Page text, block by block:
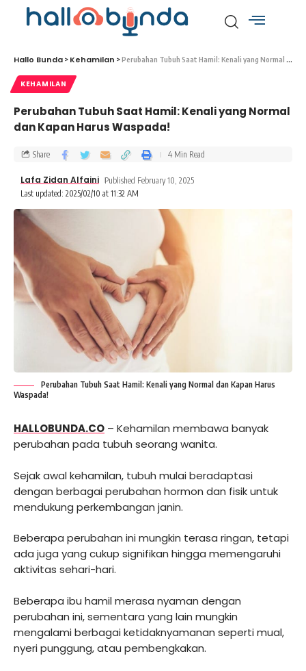
Hallo Bunda > Kehamilan >Perubahan Tubuh Saat Hamil: Kenali yang Normal dan Kapan Harus Waspada!
KEHAMILAN
Perubahan Tubuh Saat Hamil: Kenali yang Normal
dan Kapan Harus Waspada!
Last updated: 2025/02/10 at 11:32 AM
Lafa Zidan Alfaini Published February 10, 2025
Share 4 Min Read
Perubahan Tubuh Saat Hamil: Kenali yang Normal dan Kapan Harus
Waspada!
HALLOBUNDA.CO – Kehamilan membawa banyak
perubahan pada tubuh seorang wanita.
Sejak awal kehamilan, tubuh mulai beradaptasi
dengan berbagai perubahan hormon dan fisik untuk
mendukung perkembangan janin.
Beberapa perubahan ini mungkin terasa ringan, tetapi
ada juga yang cukup signifikan hingga memengaruhi
aktivitas sehari-hari.
Beberapa ibu hamil merasa nyaman dengan
perubahan ini, sementara yang lain mungkin
mengalami berbagai ketidaknyamanan seperti mual,
nyeri punggung, atau pembengkakan.